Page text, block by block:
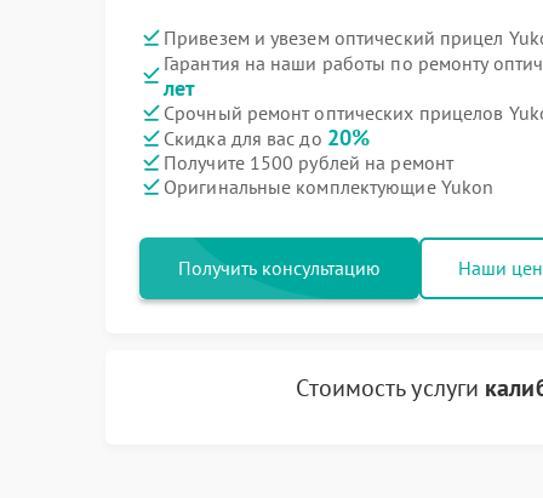
Привезем и увезем оптический прицел
Гарантия на наши работы по ремонту
лет
Срочный ремонт оптических прицелов
Скидка для вас до 20%
Получите 1500 рублей на ремонт
Оригинальные комплектующие Yukon
Получить консультацию Наши
Стоимость услуги